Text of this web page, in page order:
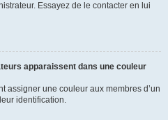
Essayez de le contacter en lui
apparaissent dans une couleur
assigner une couleur aux membres d’un
identification.